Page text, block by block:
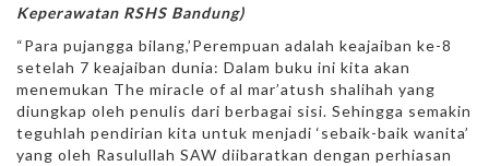
Keperawatan RSHS Bandung)
“Para pujangga bilang,’Perempuan adalah keajaiban ke-8
setelah 7 keajaiban dunia: Dalam buku ini kita akan
menemukan The miracle of al mar’atush shalihah yang
diungkap oleh penulis dari berbagai sisi. Sehingga semakin
teguhlah pendirian kita untuk menjadi ‘sebaik-baik wanita’
yang oleh Rasulullah SAW diibaratkan dengan perhiasan